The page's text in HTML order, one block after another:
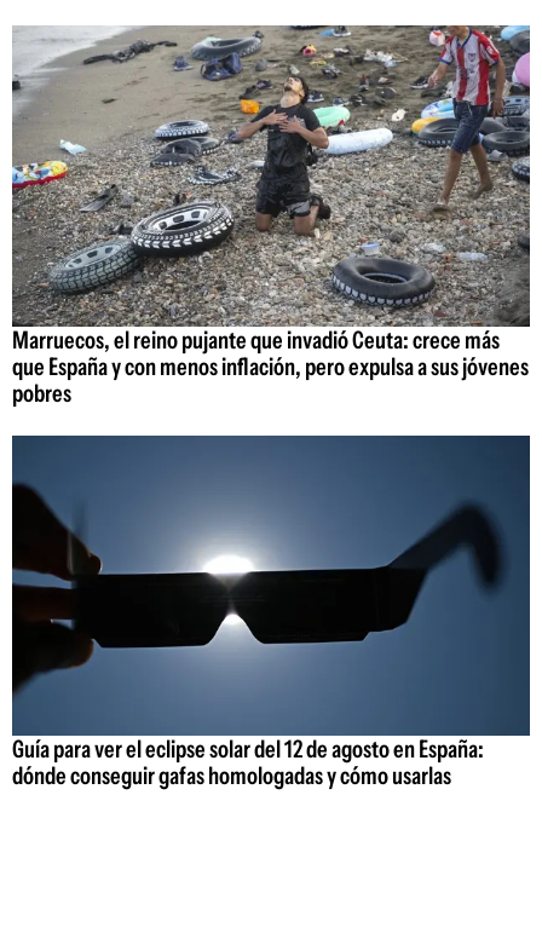
Marruecos, el reino pujante que invadió Ceuta: crece más
que España y con menos inflación, pero expulsa a sus jóvenes
pobres
Guía para ver el eclipse solar del 12 de agosto en España:
dónde conseguir gafas homologadas y cómo usarlas